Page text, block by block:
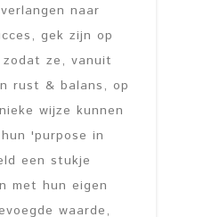
naar
gek zijn op
ze, vanuit
rust & balans, op
wijze kunnen
'purpose in
een stukje
met hun eigen
waarde,